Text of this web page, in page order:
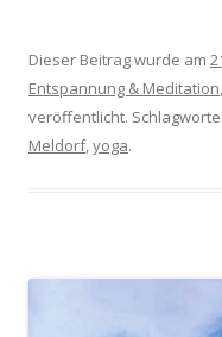
Dieser Beitrag wurde am
Entspannung & Meditation,
veröffentlicht. Schlagworte:
Meldorf,yoga.